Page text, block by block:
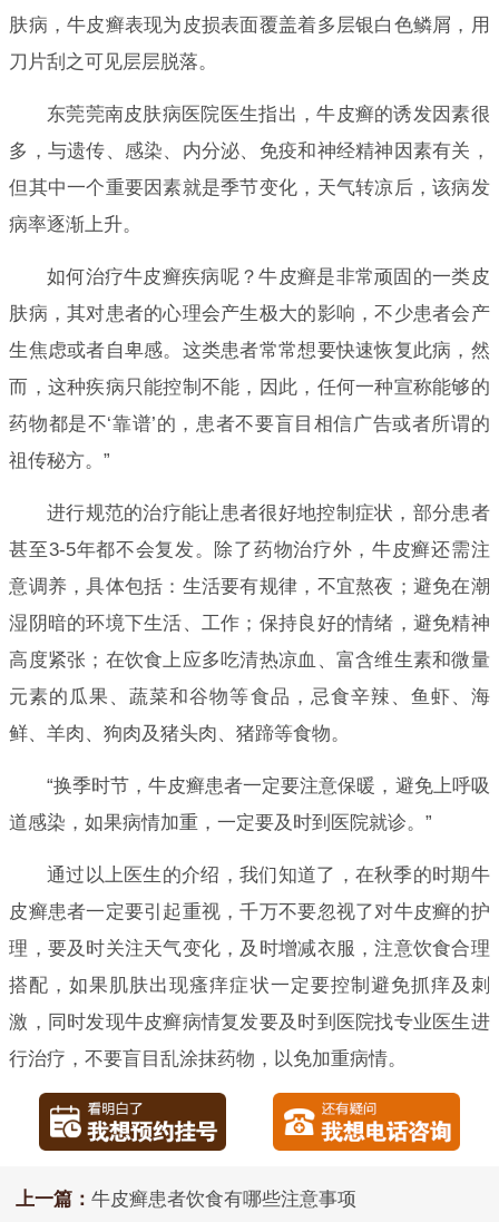
肤病，牛皮癣表现为皮损表面覆盖着多层银白色鳞屑，用
刀片刮之可见层层脱落。
东莞莞南皮肤病医院医生指出，牛皮癣的诱发因素很
多，与遗传、感染、内分泌、免疫和神经精神因素有关，
但其中一个重要因素就是季节变化，天气转凉后，该病发
病率逐渐上升。
如何治疗牛皮癣疾病呢？牛皮癣是非常顽固的一类皮
肤病，其对患者的心理会产生极大的影响，不少患者会产
生焦虑或者自卑感。这类患者常常想要快速恢复此病，然
而，这种疾病只能控制不能，因此，任何一种宣称能够的
药物都是不‘靠谱’的，患者不要盲目相信广告或者所谓的
祖传秘方。”
进行规范的治疗能让患者很好地控制症状，部分患者
甚至3-5年都不会复发。除了药物治疗外，牛皮癣还需注
意调养，具体包括：生活要有规律，不宜熬夜；避免在潮
湿阴暗的环境下生活、工作；保持良好的情绪，避免精神
高度紧张；在饮食上应多吃清热凉血、富含维生素和微量
元素的瓜果、蔬菜和谷物等食品，忌食辛辣、鱼虾、海
鲜、羊肉、狗肉及猪头肉、猪蹄等食物。
“换季时节，牛皮癣患者一定要注意保暖，避免上呼吸
道感染，如果病情加重，一定要及时到医院就诊。”
通过以上医生的介绍，我们知道了，在秋季的时期牛
皮癣患者一定要引起重视，千万不要忽视了对牛皮癣的护
理，要及时关注天气变化，及时增减衣服，注意饮食合理
搭配，如果肌肤出现瘙痒症状一定要控制避免抓痒及刺
激，同时发现牛皮癣病情复发要及时到医院找专业医生进
行治疗，不要盲目乱涂抹药物，以免加重病情。
上一篇： 牛皮癣患者饮食有哪些注意事项